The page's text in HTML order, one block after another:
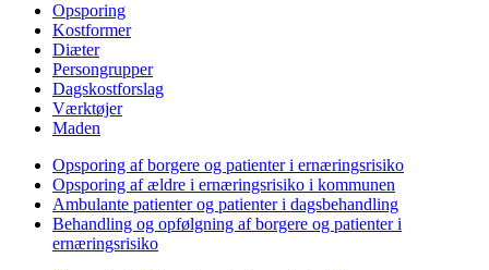
Opsporing
Kostformer
Diæter
Persongrupper
Dagskostforslag
Værktøjer
Maden
Opsporing af borgere og patienter i ernæringsrisiko
Opsporing af ældre i ernæringsrisiko i kommunen
Ambulante patienter og patienter i dagsbehandling
Behandling og opfølgning af borgere og patienter i
ernæringsrisiko